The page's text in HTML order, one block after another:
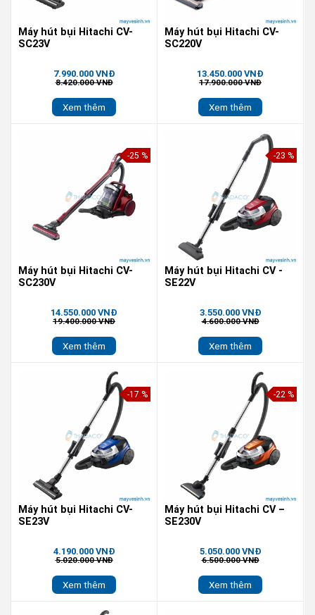
Máy hút bụi Hitachi CV-
SC23V
7.990.000 VNĐ
8.420.000 VNĐ
Xem thêm
Máy hút bụi Hitachi CV-
SC220V
13.450.000 VNĐ
17.900.000 VNĐ
Xem thêm
Máy hút bụi Hitachi CV-
SC230V
14.550.000 VNĐ
19.400.000 VNĐ
-25 %
Xem thêm
Máy hút bụi Hitachi CV -
SE22V
3.550.000 VNĐ
4.600.000 VNĐ
-23 %
Xem thêm
Máy hút bụi Hitachi CV-
SE23V
4.190.000 VNĐ
5.020.000 VNĐ
-17 %
Xem thêm
Máy hút bụi Hitachi CV –
SE230V
5.050.000 VNĐ
6.500.000 VNĐ
-22 %
Xem thêm